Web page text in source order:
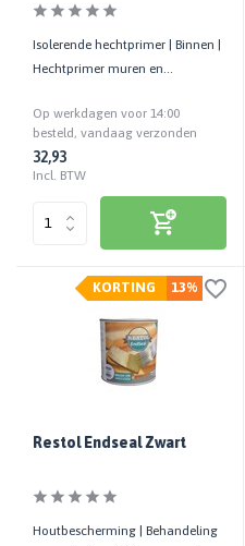
Isolerende hechtprimer | Binnen |
Hechtprimer muren en
ondergronden
Op werkdagen voor 14:00
besteld, vandaag verzonden
32,93
Incl. BTW
13%
KORTING
Restol Endseal Zwart
Houtbescherming | Behandeling